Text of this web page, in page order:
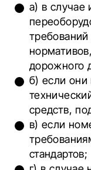
а) в случае
требований
дорожного
б) если они
средств,
в) если
стандартов;